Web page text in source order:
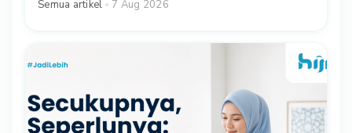
Semua artikel 7 Aug 2026